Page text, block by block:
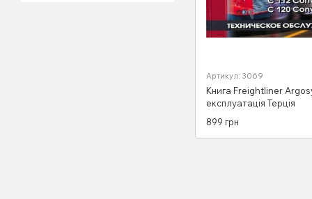
Артикул: 3069
Книга Freightliner
експлуатація Терція
899 грн